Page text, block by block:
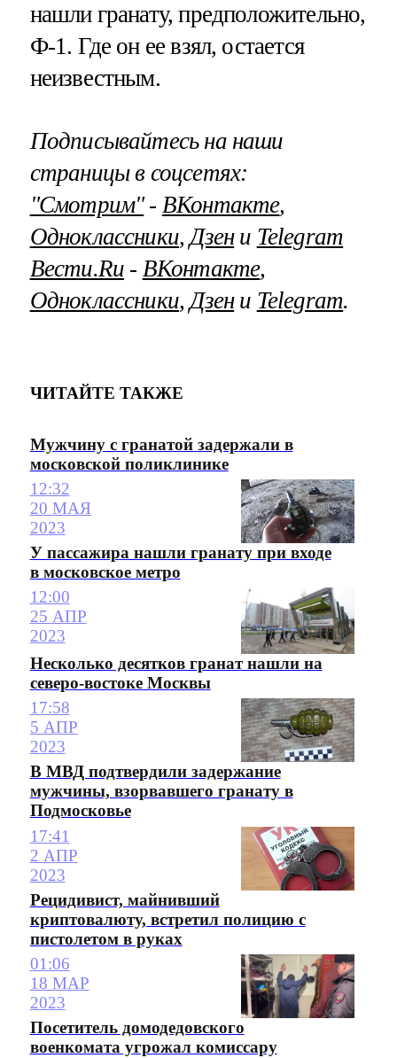
нашли гранату, предположительно,
Ф-1. Где он ее взял, остается
неизвестным.
Подписывайтесь на наши
страницы в соцсетях:
"Смотрим"‐ ВКонтакте,
Одноклассники,Дзени Telegram
Вести.Ru ‐ ВКонтакте,
Одноклассники,Дзени Telegram.
ЧИТАЙТЕ ТАКЖЕ
Мужчину с гранатой задержали в
московской поликлинике
12:32
20 МАЯ
2023
У пассажира нашли гранату при входе
в московское метро
12:00
25 АПР
2023
Несколько десятков гранат нашли на
северо-востоке Москвы
17:58
5 АПР
2023
В МВД подтвердили задержание
мужчины, взорвавшего гранату в
Подмосковье
17:41
2 АПР
2023
Рецидивист, майнивший
криптовалюту, встретил полицию с
пистолетом в руках
01:06
18 МАР
2023
Посетитель домодедовского
военкомата угрожал комиссару